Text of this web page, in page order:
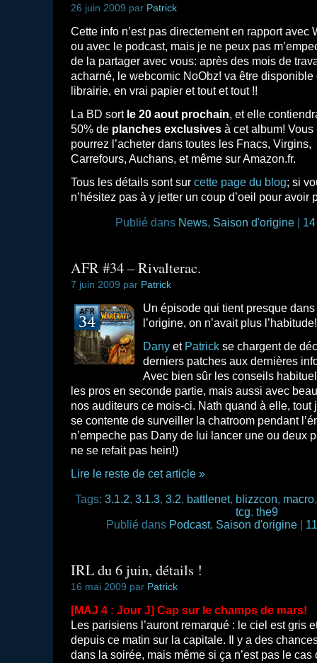
26 juin 2009 par Patrick
Cette info n’est pas directement en rapport avec
ou avec le podcast, mais je ne peux pas
de la partager avec vous: après des mois de
acharné, le webcomic NoObz! va être disponible
librairie, en vrai papier et tout et tout !!
La BD sort le 20 aout prochain, et elle
50% de planches exclusives à cet album! Vous
pourrez l’acheter dans toutes les Fnacs, Virgins,
Carrefours, Auchans, et même sur Amazon.fr.
Tous les détails sont sur cette page du blog; si
n’hésitez pas à y jetter un coup d’oeil pour avoir
Publié dans News, Saison d'origine|
AFR #34 – Rivalterac.
7 juin 2009 par Patrick
Un épisode qui tient presque
l’origine, on n’avait plus l’habitude!
Dany et Patrick se chargent de
derniers patches aux dernières
Avec bien sûr les conseils
les pros en seconde partie, mais aussi avec
nos auditeurs ce mois-ci. Nath quand à elle, tout
se contente de surveiller la chatroom pendant
n’empeche pas Dany de lui lancer une ou deux
ne se refait pas hein!)
Lire le reste de cet article »
Tags: 3.1.2, 3.1.3, 3.2, battlenet, blizzcon, macro
tcg, the9
Publié dans Podcast, Saison d'origine
IRL du 6 juin, détails !
16 mai 2009 par Patrick
[MAJ 4 : Jour J] Cap sur le champs de mars!
Les parisiens l’auront remarqué : le ciel est gris
depuis ce matin sur la capitale. Il y a des
dans la soirée, mais même si ça n’est pas le cas